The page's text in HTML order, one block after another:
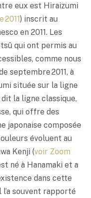
eux est Hiraizumi
2011) inscrit au
en 2011. Les
qui ont permis au
comme nous
septembre 2011, à
située sur la ligne
la ligne classique,
qui offre des
japonaise composée
évoluent au
Kenji (voir Zoom
né à Hanamaki et a
dans cette
souvent rapporté